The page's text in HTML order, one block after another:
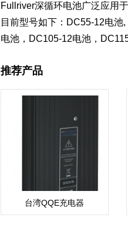
Fullriver深循环电池广泛应用
目前型号如下：DC55-12电
电池，DC105-12电池，
推荐产品
台湾QQE充电器